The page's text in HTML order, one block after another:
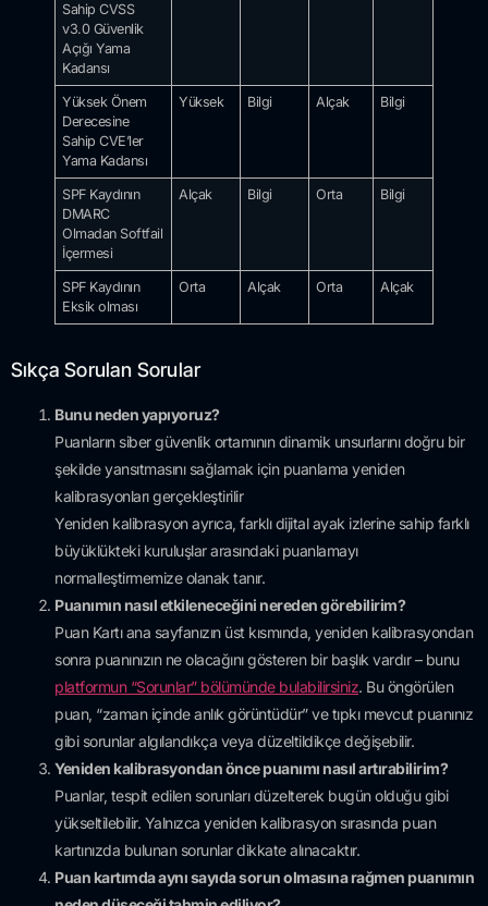
Sahip CVSS
v3.0 Güvenlik
Açığı Yama
Kadansı
Yüksek Önem
Derecesine
Sahip CVE’ler
Yama Kadansı
Yüksek Bilgi Alçak Bilgi
SPF Kaydının
DMARC
Olmadan Softfail
İçermesi
Alçak Bilgi Orta Bilgi
SPF Kaydının
Eksik olması
Orta Alçak Orta Alçak
Sıkça Sorulan Sorular
Bunu neden yapıyoruz?
Puanların siber güvenlik ortamının dinamik unsurlarını doğru bir
şekilde yansıtmasını sağlamak için puanlama yeniden
kalibrasyonları gerçekleştirilir
Yeniden kalibrasyon ayrıca, farklı dijital ayak izlerine sahip farklı
büyüklükteki kuruluşlar arasındaki puanlamayı
normalleştirmemize olanak tanır.
Puanımın nasıl etkileneceğini nereden görebilirim?
Puan Kartı ana sayfanızın üst kısmında, yeniden kalibrasyondan
sonra puanınızın ne olacağını gösteren bir başlık vardır – bunu
platformun “Sorunlar” bölümünde bulabilirsiniz. Bu öngörülen
puan, “zaman içinde anlık görüntüdür” ve tıpkı mevcut puanınız
gibi sorunlar algılandıkça veya düzeltildikçe değişebilir.
Yeniden kalibrasyondan önce puanımı nasıl artırabilirim?
Puanlar, tespit edilen sorunları düzelterek bugün olduğu gibi
yükseltilebilir. Yalnızca yeniden kalibrasyon sırasında puan
kartınızda bulunan sorunlar dikkate alınacaktır.
Puan kartımda aynı sayıda sorun olmasına rağmen puanımın